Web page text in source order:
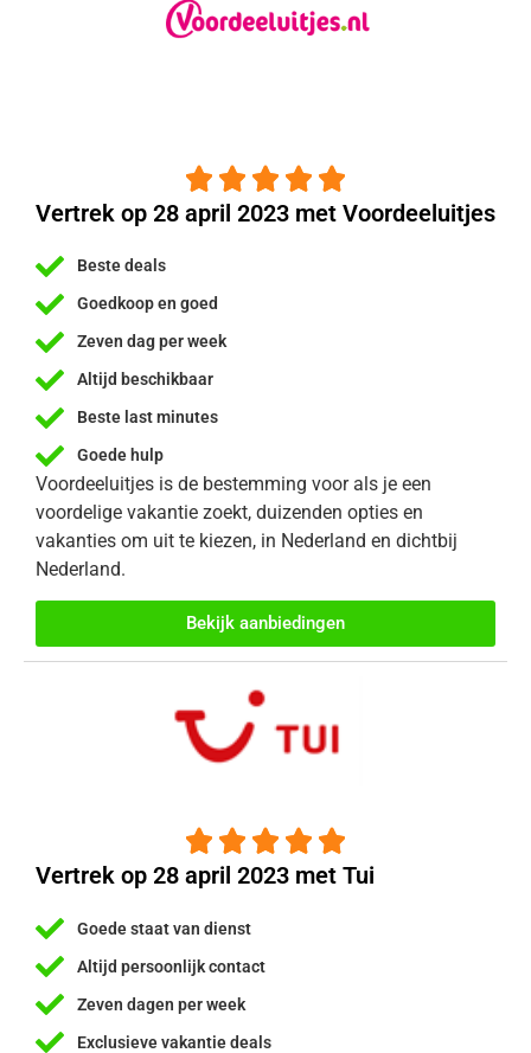
    
Vertrek op 28 april 2023 met Voordeeluitjes
Beste deals
Goedkoop en goed
Zeven dag per week
Altijd beschikbaar
Beste last minutes
Goede hulp
Voordeeluitjes is de bestemming voor als je een
voordelige vakantie zoekt, duizenden opties en
vakanties om uit te kiezen, in Nederland en dichtbij
Nederland.
Bekijk aanbiedingen
    
Vertrek op 28 april 2023 met Tui
Goede staat van dienst
Altijd persoonlijk contact
Zeven dagen per week
Exclusieve vakantie deals